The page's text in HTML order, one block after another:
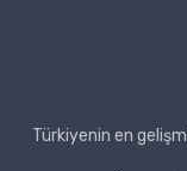
Türkiyenin en